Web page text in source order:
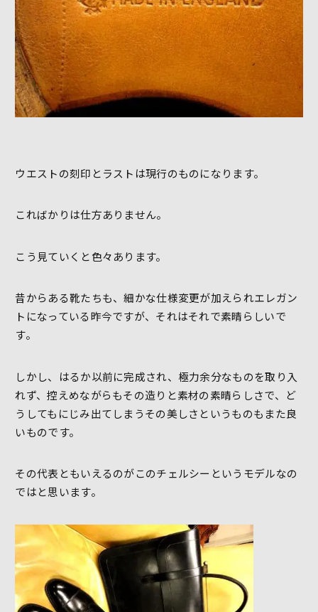
ウエストの刻印とラストは現行のものになります。
こればかりは仕方ありません。
こう見ていくと色々あります。
昔からある靴たちも、細かな仕様変更が加えられエレガン
トになっている昨今ですが、それはそれで素晴らしいで
す。
しかし、はるか以前に完成され、極力余分なものを取り入
れず、控えめながらもその造りと素材の素晴らしさで、ど
うしてもにじみ出てしまうその美しさというものもまた良
いものです。
その代表ともいえるのがこのチェルシーというモデルなの
ではと思います。